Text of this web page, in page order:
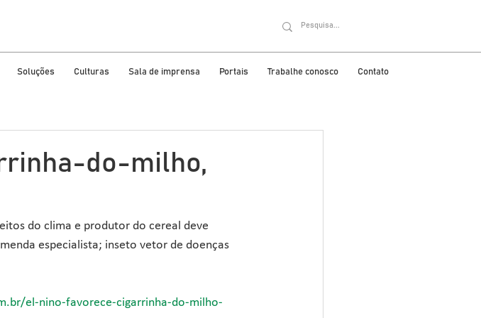
Soluções Culturas Sala de imprensa Portais Trabalhe conosco Contato
do-milho,
do clima e produtor do cereal deve
especialista; inseto vetor de doenças
el-nino-favorece-cigarrinha-do-milho-